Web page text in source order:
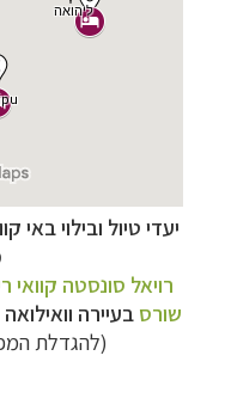
יעדי טיול ובילוי באי
רויאל סונסטה קוואי
שורס בעיירה
(להגדלת